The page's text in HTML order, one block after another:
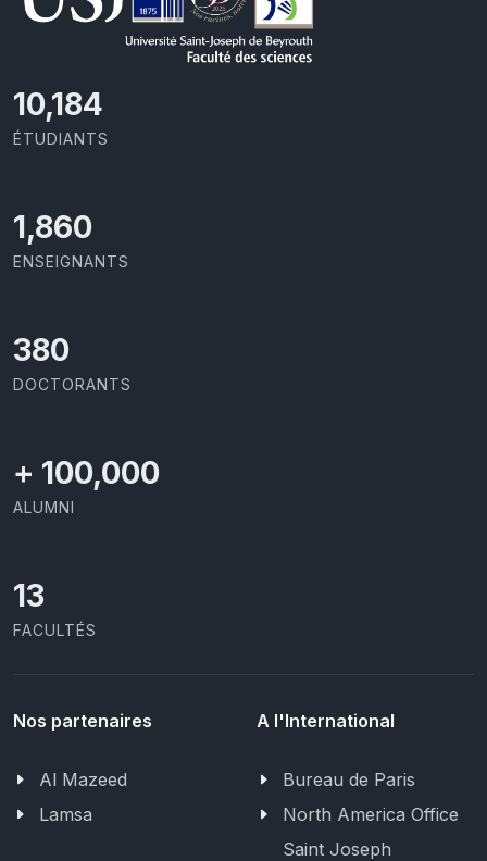
11,110
ÉTUDIANTS
2,029
ENSEIGNANTS
414
DOCTORANTS
+ 100,000
ALUMNI
13
FACULTÉS
Nos partenaires
Al Mazeed
Lamsa
A l'International
Bureau de Paris
North America Office
Saint Joseph